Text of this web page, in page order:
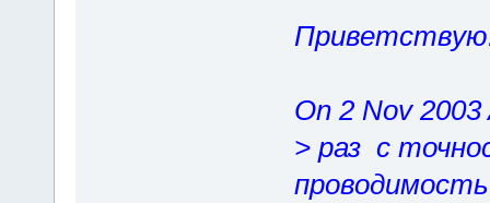
On 2 Nov
> раз с